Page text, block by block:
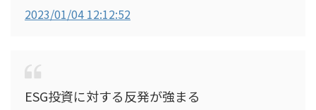
2023/01/04 12:12:52
ESG投資に対する反発が強まる